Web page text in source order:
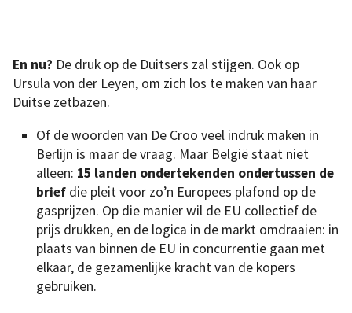
En nu? De druk op de Duitsers zal stijgen. Ook op
Ursula von der Leyen, om zich los te maken van haar
Duitse zetbazen.
Of de woorden van De Croo veel indruk maken in
Berlijn is maar de vraag. Maar België staat niet
alleen: 15 landen ondertekenden ondertussen de
brief die pleit voor zo’n Europees plafond op de
gasprijzen. Op die manier wil de EU collectief de
prijs drukken, en de logica in de markt omdraaien: in
plaats van binnen de EU in concurrentie gaan met
elkaar, de gezamenlijke kracht van de kopers
gebruiken.